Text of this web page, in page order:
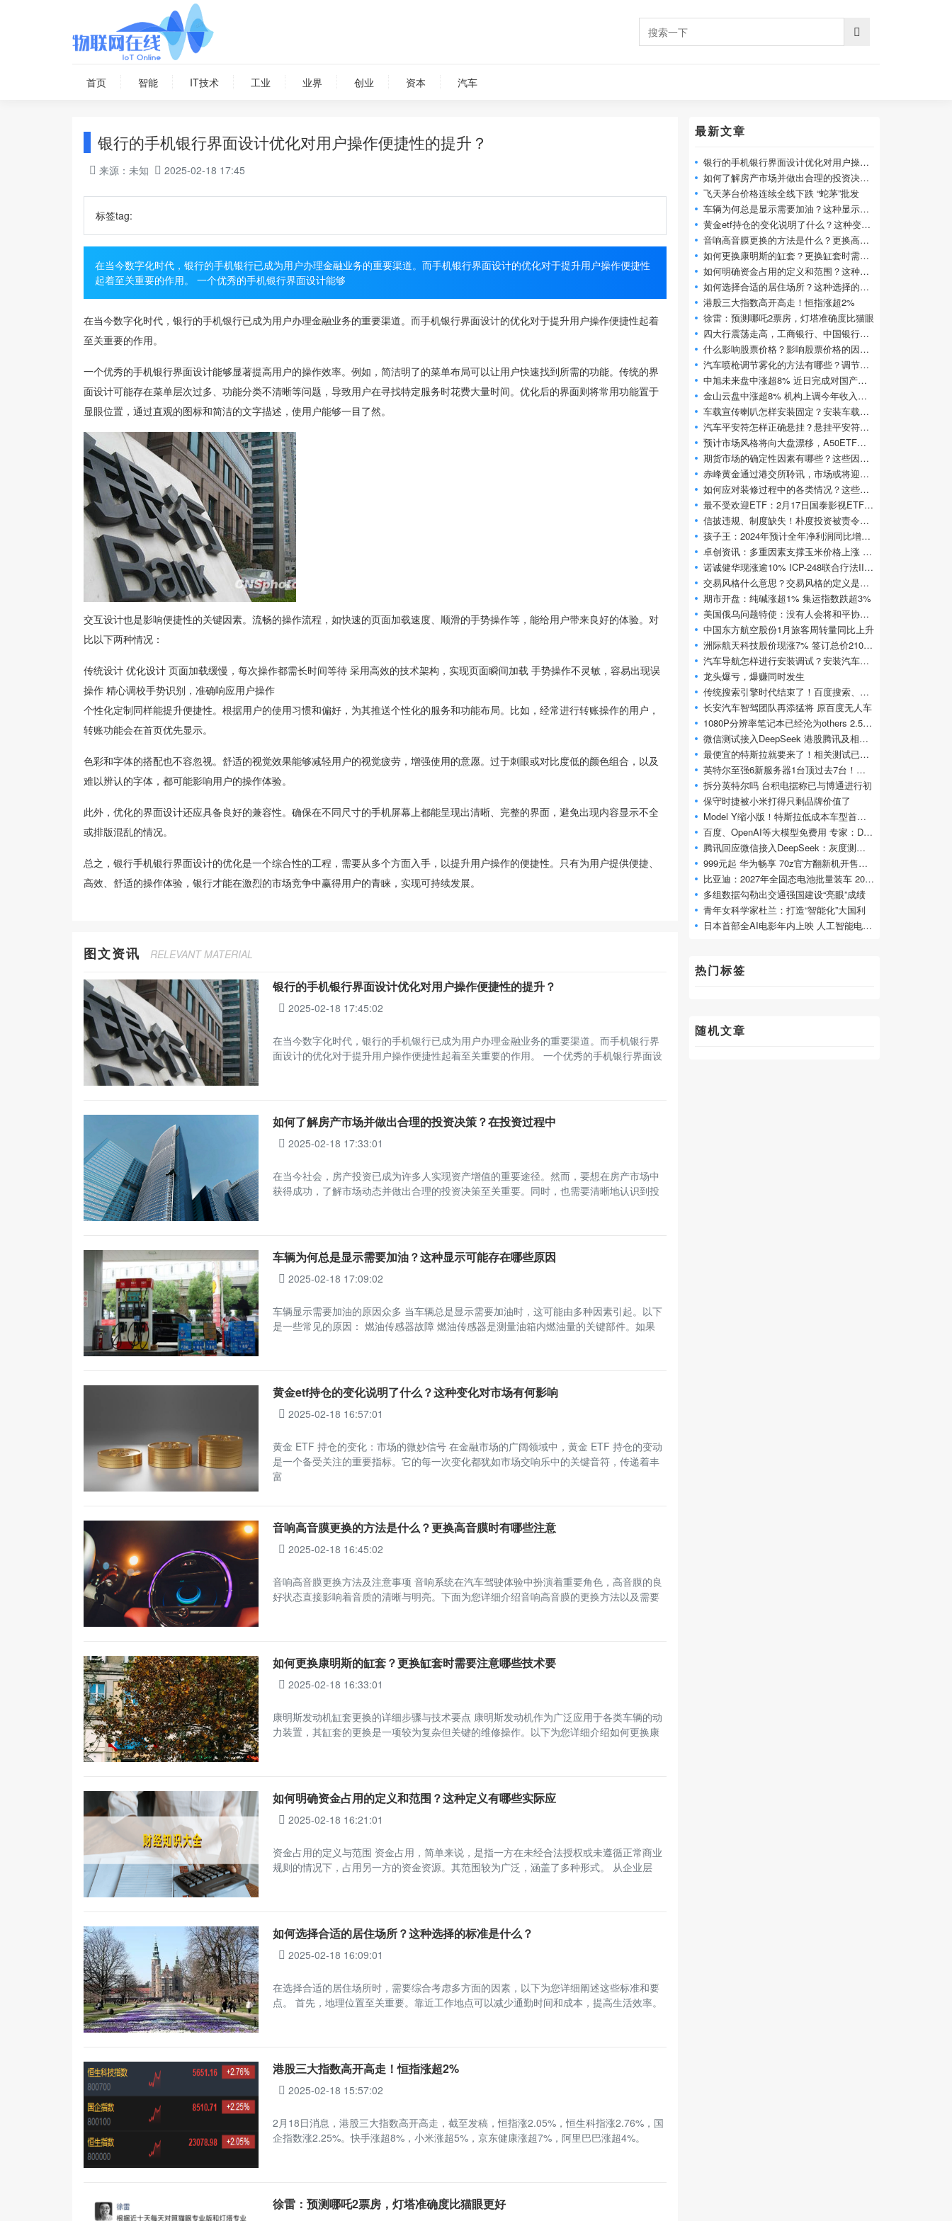
首页 智能 IT技术 工业 业界 创业 资本 汽车
银行的手机银行界面设计优化对用户操作便捷性的提升？
来源：未知 2025-02-18 17:45
标签tag:
在当今数字化时代，银行的手机银行已成为用户办理金融业务的重要渠道。而手机银行界面设计的优化对于提升用户操作便捷性
起着至关重要的作用。 一个优秀的手机银行界面设计能够
在当今数字化时代，银行的手机银行已成为用户办理金融业务的重要渠道。而手机银行界面设计的优化对于提升用户操作便捷性起着
至关重要的作用。
一个优秀的手机银行界面设计能够显著提高用户的操作效率。例如，简洁明了的菜单布局可以让用户快速找到所需的功能。传统的界
面设计可能存在菜单层次过多、功能分类不清晰等问题，导致用户在寻找特定服务时花费大量时间。优化后的界面则将常用功能置于
显眼位置，通过直观的图标和简洁的文字描述，使用户能够一目了然。
交互设计也是影响便捷性的关键因素。流畅的操作流程，如快速的页面加载速度、顺滑的手势操作等，能给用户带来良好的体验。对
比以下两种情况：
传统设计 优化设计 页面加载缓慢，每次操作都需长时间等待 采用高效的技术架构，实现页面瞬间加载 手势操作不灵敏，容易出现误
操作 精心调校手势识别，准确响应用户操作
个性化定制同样能提升便捷性。根据用户的使用习惯和偏好，为其推送个性化的服务和功能布局。比如，经常进行转账操作的用户，
转账功能会在首页优先显示。
色彩和字体的搭配也不容忽视。舒适的视觉效果能够减轻用户的视觉疲劳，增强使用的意愿。过于刺眼或对比度低的颜色组合，以及
难以辨认的字体，都可能影响用户的操作体验。
此外，优化的界面设计还应具备良好的兼容性。确保在不同尺寸的手机屏幕上都能呈现出清晰、完整的界面，避免出现内容显示不全
或排版混乱的情况。
总之，银行手机银行界面设计的优化是一个综合性的工程，需要从多个方面入手，以提升用户操作的便捷性。只有为用户提供便捷、
高效、舒适的操作体验，银行才能在激烈的市场竞争中赢得用户的青睐，实现可持续发展。
图文资讯 RELEVANT MATERIAL
银行的手机银行界面设计优化对用户操作便捷性的提升？
2025-02-18 17:45:02
在当今数字化时代，银行的手机银行已成为用户办理金融业务的重要渠道。而手机银行界
面设计的优化对于提升用户操作便捷性起着至关重要的作用。 一个优秀的手机银行界面设
如何了解房产市场并做出合理的投资决策？在投资过程中
2025-02-18 17:33:01
在当今社会，房产投资已成为许多人实现资产增值的重要途径。然而，要想在房产市场中
获得成功，了解市场动态并做出合理的投资决策至关重要。同时，也需要清晰地认识到投
车辆为何总是显示需要加油？这种显示可能存在哪些原因
2025-02-18 17:09:02
车辆显示需要加油的原因众多 当车辆总是显示需要加油时，这可能由多种因素引起。以下
是一些常见的原因： 燃油传感器故障 燃油传感器是测量油箱内燃油量的关键部件。如果
黄金etf持仓的变化说明了什么？这种变化对市场有何影响
2025-02-18 16:57:01
黄金 ETF 持仓的变化：市场的微妙信号 在金融市场的广阔领域中，黄金 ETF 持仓的变动
是一个备受关注的重要指标。它的每一次变化都犹如市场交响乐中的关键音符，传递着丰
富
音响高音膜更换的方法是什么？更换高音膜时有哪些注意
2025-02-18 16:45:02
音响高音膜更换方法及注意事项 音响系统在汽车驾驶体验中扮演着重要角色，高音膜的良
好状态直接影响着音质的清晰与明亮。下面为您详细介绍音响高音膜的更换方法以及需要
如何更换康明斯的缸套？更换缸套时需要注意哪些技术要
2025-02-18 16:33:01
康明斯发动机缸套更换的详细步骤与技术要点 康明斯发动机作为广泛应用于各类车辆的动
力装置，其缸套的更换是一项较为复杂但关键的维修操作。以下为您详细介绍如何更换康
如何明确资金占用的定义和范围？这种定义有哪些实际应
2025-02-18 16:21:01
资金占用的定义与范围 资金占用，简单来说，是指一方在未经合法授权或未遵循正常商业
规则的情况下，占用另一方的资金资源。其范围较为广泛，涵盖了多种形式。 从企业层
如何选择合适的居住场所？这种选择的标准是什么？
2025-02-18 16:09:01
在选择合适的居住场所时，需要综合考虑多方面的因素，以下为您详细阐述这些标准和要
点。 首先，地理位置至关重要。靠近工作地点可以减少通勤时间和成本，提高生活效率。
港股三大指数高开高走！恒指涨超2%
2025-02-18 15:57:02
2月18日消息，港股三大指数高开高走，截至发稿，恒指涨2.05%，恒生科指涨2.76%，国
企指数涨2.25%。快手涨超8%，小米涨超5%，京东健康涨超7%，阿里巴巴涨超4%。
徐雷：预测哪吒2票房，灯塔准确度比猫眼更好
最新文章
银行的手机银行界面设计优化对用户操作便
如何了解房产市场并做出合理的投资决策？
飞天茅台价格连续全线下跌 “蛇茅”批发
车辆为何总是显示需要加油？这种显示可能
黄金etf持仓的变化说明了什么？这种变化对
音响高音膜更换的方法是什么？更换高音膜
如何更换康明斯的缸套？更换缸套时需要注
如何明确资金占用的定义和范围？这种定义
如何选择合适的居住场所？这种选择的标准
港股三大指数高开高走！恒指涨超2%
徐雷：预测哪吒2票房，灯塔准确度比猫眼
四大行震荡走高，工商银行、中国银行、建
什么影响股票价格？影响股票价格的因素如
汽车喷枪调节雾化的方法有哪些？调节汽车
中旭未来盘中涨超8% 近日完成对国产开源大
金山云盘中涨超8% 机构上调今年收入及利润
车载宣传喇叭怎样安装固定？安装车载宣传
汽车平安符怎样正确悬挂？悬挂平安符有什
预计市场风格将向大盘漂移，A50ETF华宝（
期货市场的确定性因素有哪些？这些因素如
赤峰黄金通过港交所聆讯，市场或将迎来第
如何应对装修过程中的各类情况？这些情况
最不受欢迎ETF：2月17日国泰影视ETF净流出额
信披违规、制度缺失！朴度投资被责令改正
孩子王：2024年预计全年净利润同比增长5
卓创资讯：多重因素支撑玉米价格上涨 2月
诺诚健华现涨逾10% ICP-248联合疗法III期临床
交易风格什么意思？交易风格的定义是什么
期市开盘：纯碱涨超1% 集运指数跌超3%
美国俄乌问题特使：没有人会将和平协议强
中国东方航空股份1月旅客周转量同比上升
洲际航天科技股价现涨7% 签订总价2100万美
汽车导航怎样进行安装调试？安装汽车导航
龙头爆亏，爆赚同时发生
传统搜索引擎时代结束了！百度搜索、百度
长安汽车智驾团队再添猛将 原百度无人车
1080P分辨率笔记本已经沦为others 2.5K占比达
微信测试接入DeepSeek 港股腾讯及相关概念股
最便宜的特斯拉就要来了！相关测试已开始
英特尔至强6新服务器1台顶过去7台！花开两
拆分英特尔吗 台积电据称已与博通进行初
保守时捷被小米打得只剩品牌价值了
Model Y缩小版！特斯拉低成本车型首次曝光
百度、OpenAI等大模型免费用 专家：DeepSee
腾讯回应微信接入DeepSeek：灰度测试 免费使
999元起 华为畅享 70z官方翻新机开售：麒麟
比亚迪：2027年全固态电池批量装车 2030年大
多组数据勾勒出交通强国建设“亮眼”成绩
青年女科学家杜兰：打造“智能化”大国利
日本首部全AI电影年内上映 人工智能电影要
热门标签
随机文章